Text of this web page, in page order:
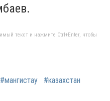
текст и нажмите Ctrl+Enter, чтобы
#мангистау #казахстан